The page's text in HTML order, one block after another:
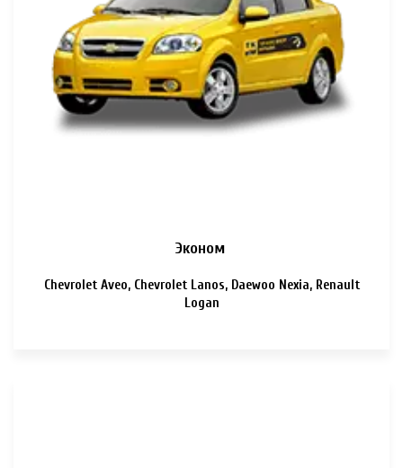
Эконом
Chevrolet Aveo, Chevrolet Lanos, Daewoo Nexia, Renault
Logan